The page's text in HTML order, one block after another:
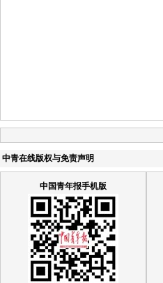
中青在线版权与免责声明
中国青年报手机版